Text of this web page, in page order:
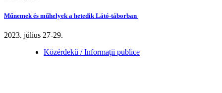
Műnemek és műhelyek a hetedik Látó-táborban
2023. július 27-29.
Közérdekű / Informații publice